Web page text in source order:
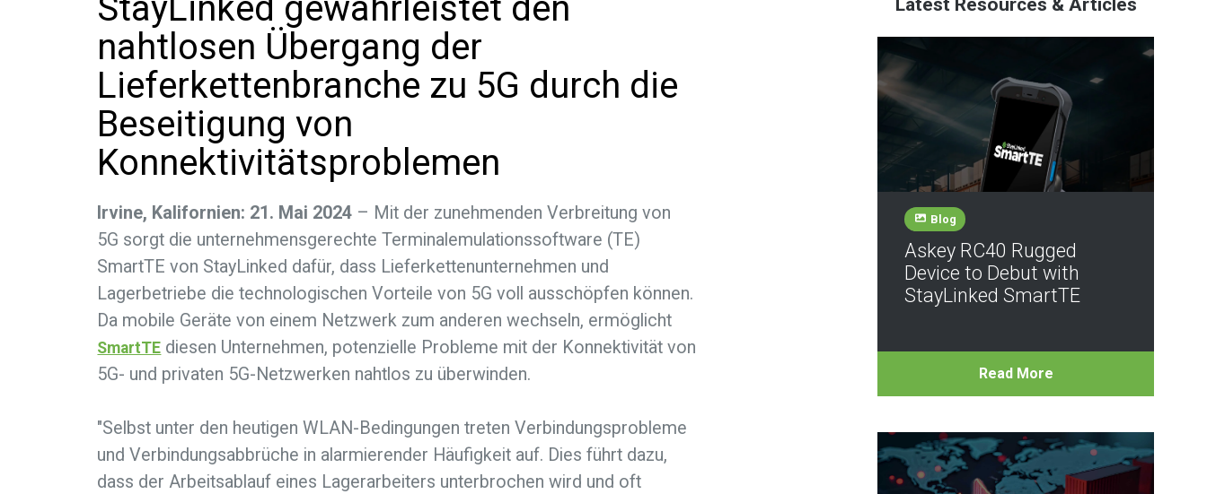
StayLinked gewährleistet den
nahtlosen Übergang der
Lieferkettenbranche zu 5G durch die
Beseitigung von
Konnektivitätsproblemen
Irvine, Kalifornien: 21. Mai 2024 – Mit der zunehmenden Verbreitung von
5G sorgt die unternehmensgerechte Terminalemulationssoftware (TE)
SmartTE von StayLinked dafür, dass Lieferkettenunternehmen und
Lagerbetriebe die technologischen Vorteile von 5G voll ausschöpfen können.
Da mobile Geräte von einem Netzwerk zum anderen wechseln, ermöglicht
SmartTE diesen Unternehmen, potenzielle Probleme mit der Konnektivität von
5G- und privaten 5G-Netzwerken nahtlos zu überwinden.
"Selbst unter den heutigen WLAN-Bedingungen treten Verbindungsprobleme
und Verbindungsabbrüche in alarmierender Häufigkeit auf. Dies führt dazu,
dass der Arbeitsablauf eines Lagerarbeiters unterbrochen wird und oft
Latest Resources & Articles
Blog
Askey RC40 Rugged
Device to Debut with
StayLinked SmartTE
Read More